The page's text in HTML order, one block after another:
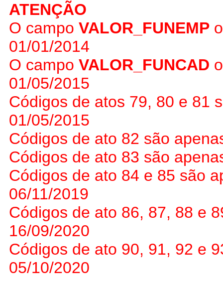
ATENÇÃO
O campo VALOR_FUNEMP
01/01/2014
O campo VALOR_FUNCAD
01/05/2015
Códigos de atos 79, 80 e 81
01/05/2015
Códigos de ato 82 são
Códigos de ato 83 são
Códigos de ato 84 e 85 são
06/11/2019
Códigos de ato 86, 87, 88 e
16/09/2020
Códigos de ato 90, 91, 92 e
05/10/2020